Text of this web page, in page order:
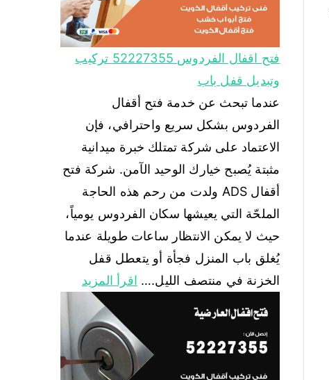
فتح اقفال الفردوس 52227355 تركيب
وتبديل قفل باب
عندما تبحث عن خدمة فتح أقفال
الفردوس بشكل سريع واحترافي، فإن
الاعتماد على شركة تمتلك خبرة ميدانية
مثبتة يُصبح خيارك الوحيد الآمن. شركة فتح
أقفال ADS ولدت من رحم هذه الحاجة
الملحّة التي يعيشها سكان الفردوس يومياً،
حيث لا يمكن الانتظار ساعات طويلة عندما
يُغلق باب المنزل فجأة أو يتعطل قفل
الخزنة في منتصف الليل.… اقرأ المزيد